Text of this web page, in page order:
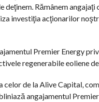
Rămânem
investiţia acţionarilor
Premier Energy
regenerabile eoliene
de la Alive Capital,
angajamentul